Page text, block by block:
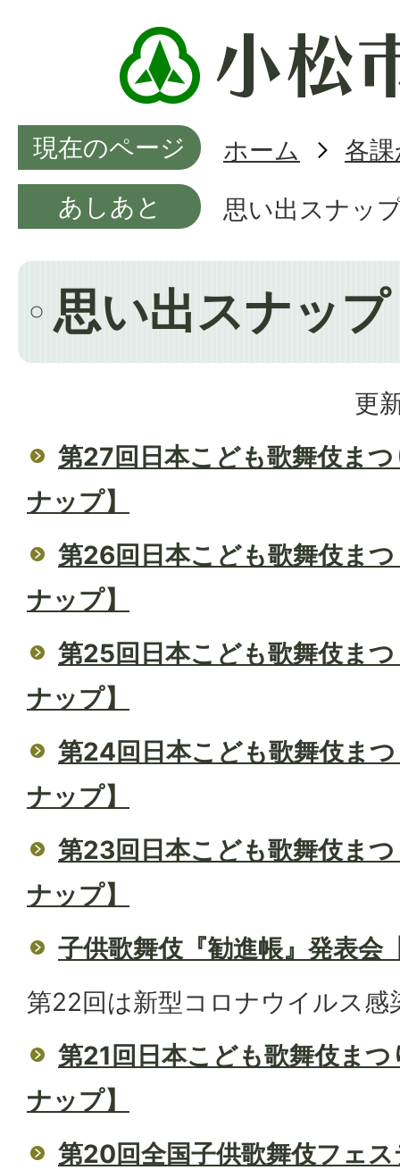
現在のページ ホーム
各
あしあと
思い出スナッ
思い出スナップ
更
第27回日本こども歌舞伎ま
ナップ】
第26回日本こども歌舞伎ま
ナップ】
第25回日本こども歌舞伎ま
ナップ】
第24回日本こども歌舞伎ま
ナップ】
第23回日本こども歌舞伎ま
ナップ】
子供歌舞伎『勧進帳』発表会
第22回は新型コロナウイルス感
第21回日本こども歌舞伎ま
ナップ】
第20回全国子供歌舞伎フェ